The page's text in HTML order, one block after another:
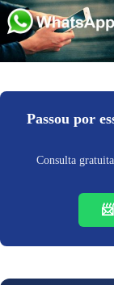
Passou por
Consulta